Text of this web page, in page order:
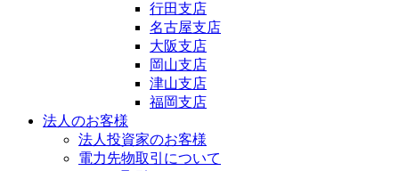
行田支店
名古屋支店
大阪支店
岡山支店
津山支店
福岡支店
法人のお客様
法人投資家のお客様
電力先物取引について